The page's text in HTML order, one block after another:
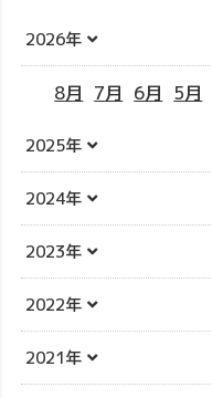
2026年
8月 7月 6月 5月
2025年
2024年
2023年
2022年
2021年